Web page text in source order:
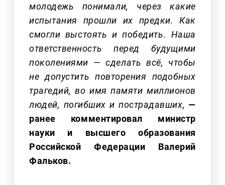
молодежь понимали, через какие
испытания прошли их предки. Как
смогли выстоять и победить. Наша
ответственность перед будущими
поколениями — сделать всё, чтобы
не допустить повторения подобных
трагедий, во имя памяти миллионов
людей, погибших и пострадавших, —
ранее комментировал министр
науки и высшего образования
Российской Федерации Валерий
Фальков.